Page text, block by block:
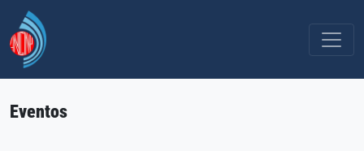
Eventos